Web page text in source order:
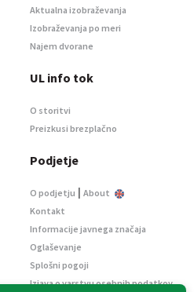
Aktualna izobraževanja
Izobraževanja po meri
Najem dvorane
UL info tok
O storitvi
Preizkusi brezplačno
Podjetje
O podjetju | About
Kontakt
Informacije javnega značaja
Oglaševanje
Splošni pogoji
Izjava o varstvu osebnih podatkov